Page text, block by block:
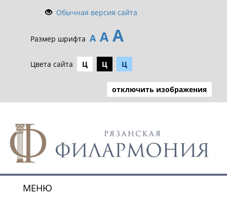
Обычная версия сайта
Размер шрифта А А А
Цвета сайта Ц Ц Ц
отключить изображения
МЕНЮ